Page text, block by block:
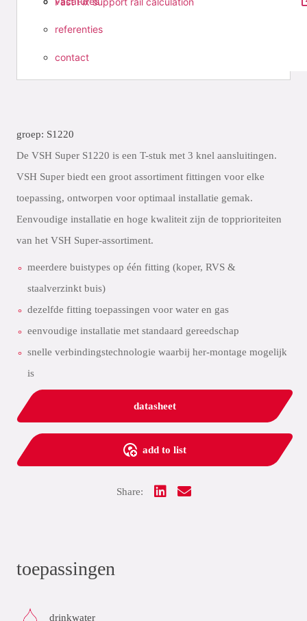
referenties
contact
groep: S1220
De VSH Super S1220 is een T-stuk met 3 knel aansluitingen.
VSH Super biedt een groot assortiment fittingen voor elke
toepassing, ontworpen voor optimaal installatie gemak.
Eenvoudige installatie en hoge kwaliteit zijn de topprioriteiten
van het VSH Super-assortiment.
meerdere buistypes op één fitting (koper, RVS &
staalverzinkt buis)
dezelfde fitting toepassingen voor water en gas
eenvoudige installatie met standaard gereedschap
snelle verbindingstechnologie waarbij her-montage mogelijk
is
datasheet
add to list
Share:
toepassingen
drinkwater